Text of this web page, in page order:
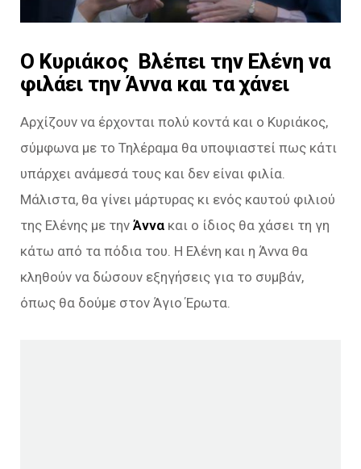
Ο Κυριάκος Βλέπει την Ελένη να
φιλάει την Άννα και τα χάνει
Αρχίζουν να έρχονται πολύ κοντά και ο Κυριάκος,
σύμφωνα με το Τηλέραμα θα υποψιαστεί πως κάτι
υπάρχει ανάμεσά τους και δεν είναι φιλία.
Μάλιστα, θα γίνει μάρτυρας κι ενός καυτού φιλιού
της Ελένης με την Άννα και ο ίδιος θα χάσει τη γη
κάτω από τα πόδια του. Η Ελένη και η Άννα θα
κληθούν να δώσουν εξηγήσεις για το συμβάν,
όπως θα δούμε στον Άγιο Έρωτα.